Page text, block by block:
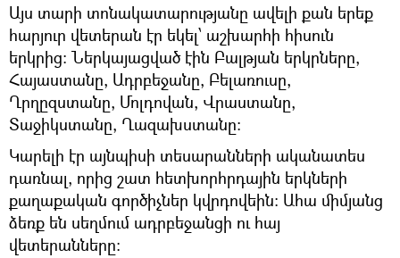
Այս տարի տոնակատարությանը ավելի քան երեք
հարյուր վետերան էր եկել՝ աշխարհի հիսուն
երկրից։ Ներկայացված էին Բալթյան երկրները,
Հայաստանը, Ադրբեջանը, Բելառուսը,
Ղրղըզստանը, Մոլդովան, Վրաստանը,
Տաջիկստանը, Ղազախստանը։
Կարելի էր այնպիսի տեսարանների ականատես
դառնալ, որից շատ հետխորհրդային երկների
քաղաքական գործիչներ կվրդովեին։ Ահա միմյանց
ձեռք են սեղմում ադրբեջանցի ու հայ
վետերանները։